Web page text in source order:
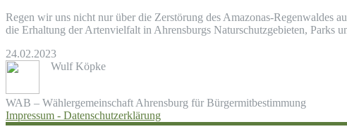
Regen wir uns nicht nur über die Zerstörung des Amazonas-Regenwaldes
die Erhaltung der Artenvielfalt in Ahrensburgs Naturschutzgebieten, Parks
24.02.2023
Wulf Köpke
WAB – Wählergemeinschaft Ahrensburg für Bürgermitbestimmung
Impressum - Datenschutzerklärung